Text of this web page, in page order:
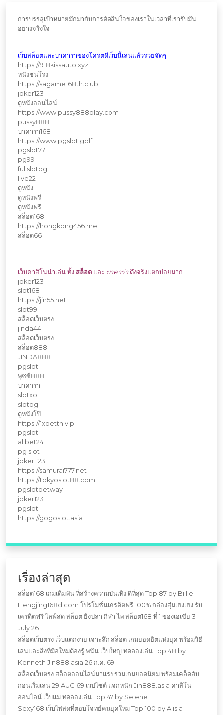
การบรรลุเป้าหมายมักมากับการตัดสินใจของเราในเวลาที่เรารับมัน
อย่างจริงใจ
เว็บสล็อตและบาคาร่าของโครตดีเว็บนี้เล่นแล้วรวยจัดๆ
https://918kissauto.xyz
หนังชนโรง
https://sagame168th.club
joker123
ดูหนังออนไลน์
https://www.pussy888play.com
pussy888
บาคาร่า168
https://www.pgslot.golf
pgslot77
pg99
fullslotpg
live22
ดูหนัง
ดูหนังฟรี
ดูหนังฟรี
สล็อต168
https://hongkong456.me
สล็อต66
เว็บคาสิโนน่าเล่น ทั้ง สล็อต และ บาคาร่าตึงจริงแตกบ่อยมาก
joker123
slot168
https://jin55.net
slot99
สล็อตเว็บตรง
jinda44
สล็อตเว็บตรง
สล็อต888
JINDA888
pgslot
พุซซี่888
บาคาร่า
slotxo
slotpg
ดูหนังโป๊
https://1xbetth.vip
pgslot
allbet24
pg slot
joker 123
https://samurai777.net
https://tokyoslot88.com
pgslotbetway
joker123
pgslot
https://gogoslot.asia
เรื่องล่าสุด
สล็อต168 เกมเดิมพัน ที่สร้างความบันเทิง ดีที่สุด Top 87 by Billie
Hengjing168d.com โปรโมชั่นเครดิตฟรี 100% กล่องสุ่มเฮงเฮง รับ
เครดิตฟรี ไลฟ์สด สล็อต ยิงปลา กีฬา ไพ่ สล็อต168 ที่ 1 ของเอเชีย 3
July 26
สล็อตเว็บตรง เว็บแตกง่าย เจาะลึก สล็อต เกมยอดฮิตแห่งยุค พร้อมวิธี
เล่นและสิ่งที่มือใหม่ต้องรู้ พนัน เว็บใหญ่ ทดลองเล่น Top 48 by
Kenneth Jin888.asia 26 ก.ค. 69
สล็อตเว็บตรง สล็อตออนไลน์มาแรง รวมเกมยอดนิยม พร้อมเคล็ดลับ
ก่อนเริ่มเล่น 29 AUG 69 เวปไซต์ แจกหนัก Jin888.asia คาสิโน
ออนไลน์ เว็บแม่ ทดลองเล่น Top 47 by Selene
Sexy168 เว็บไพ่สดที่ตอบโจทย์คนยุคใหม่ Top 100 by Alisia